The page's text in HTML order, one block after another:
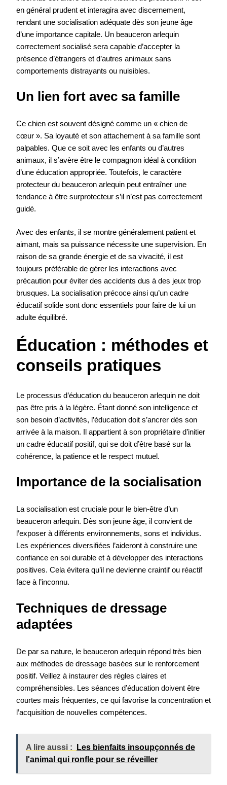
en général prudent et interagira avec discernement,
rendant une socialisation adéquate dès son jeune âge
d’une importance capitale. Un beauceron arlequin
correctement socialisé sera capable d’accepter la
présence d’étrangers et d’autres animaux sans
comportements distrayants ou nuisibles.
Un lien fort avec sa famille
Ce chien est souvent désigné comme un « chien de
cœur ». Sa loyauté et son attachement à sa famille sont
palpables. Que ce soit avec les enfants ou d’autres
animaux, il s’avère être le compagnon idéal à condition
d’une éducation appropriée. Toutefois, le caractère
protecteur du beauceron arlequin peut entraîner une
tendance à être surprotecteur s’il n’est pas correctement
guidé.
Avec des enfants, il se montre généralement patient et
aimant, mais sa puissance nécessite une supervision. En
raison de sa grande énergie et de sa vivacité, il est
toujours préférable de gérer les interactions avec
précaution pour éviter des accidents dus à des jeux trop
brusques. La socialisation précoce ainsi qu’un cadre
éducatif solide sont donc essentiels pour faire de lui un
adulte équilibré.
Éducation : méthodes et
conseils pratiques
Le processus d’éducation du beauceron arlequin ne doit
pas être pris à la légère. Étant donné son intelligence et
son besoin d’activités, l’éducation doit s’ancrer dès son
arrivée à la maison. Il appartient à son propriétaire d’initier
un cadre éducatif positif, qui se doit d’être basé sur la
cohérence, la patience et le respect mutuel.
Importance de la socialisation
La socialisation est cruciale pour le bien-être d’un
beauceron arlequin. Dès son jeune âge, il convient de
l’exposer à différents environnements, sons et individus.
Les expériences diversifiées l’aideront à construire une
confiance en soi durable et à développer des interactions
positives. Cela évitera qu’il ne devienne craintif ou réactif
face à l’inconnu.
Techniques de dressage
adaptées
De par sa nature, le beauceron arlequin répond très bien
aux méthodes de dressage basées sur le renforcement
positif. Veillez à instaurer des règles claires et
compréhensibles. Les séances d’éducation doivent être
courtes mais fréquentes, ce qui favorise la concentration et
l’acquisition de nouvelles compétences.
A lire aussi :
Les bienfaits insoupçonnés de
l'animal qui ronfle pour se réveiller